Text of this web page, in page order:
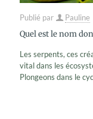
Publié par Pauline
Quel est le nom
Les serpents, ces
vital dans les
Plongeons dans le